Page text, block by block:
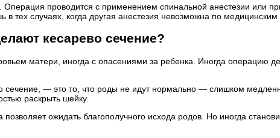
проводится с применением спинальной анестезии или
тех случаях, когда другая анестезия невозможна по медицинским
кесарево сечение?
матери, иногда с опасениями за ребенка. Иногда операцию
сечение, — это то, что роды не идут нормально — слишком
раскрыть шейку.
ожидать благополучного исхода родов. Но иногда